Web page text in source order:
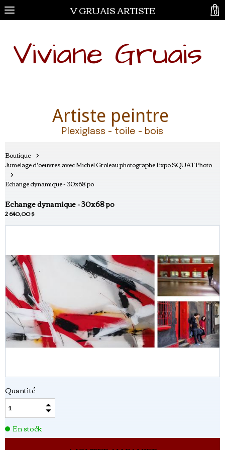
V GRUAIS ARTISTE
Viviane Gruais
Artiste peintre
Plexiglass - toile - bois
Boutique
Jumelage d'oeuvres avec Michel Groleau photographe Expo SQUAT Photo
Echange dynamique - 30x68 po
Echange dynamique - 30x68 po
2 640,00 $
Quantité
En stock
0